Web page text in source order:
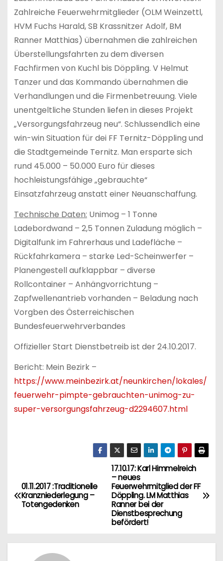
Zahlreiche Feuerwehrmitglieder (OLM Weinzettl,
HVM Fuchs Harald, SB Krassnitzer Adolf, BM
Ranner Matthias) übernahmen die zahlreichen
Überstellungsfahrten zu dem diversen
Fachfirmen von Kuchl bis Döppling. V Helmut
Tanzer und das Kommando übernahmen die
Verhandlungen und die Firmenbetreuung. Viele
unentgeltliche Stunden liefen in dieses Projekt
„Versorgungsfahrzeug neu“. Schlussendlich eine
win-win Situation für dei FF Ternitz-Döppling und
die Stadtgemeinde Ternitz. Man ersparte sich
rund 45.000 – 50.000 Euro für dieses
hochleistungsfähige „gebrauchte“
Einsatzfahrzeug anstatt einer Neuanschaffung.
Technische Daten: Unimog – 1 Tonne
Ladebordwand – 2,5 Tonnen Zuladung möglich –
Digitalfunk im Fahrerhaus und Ladefläche –
Rückfahrkamera – starke Led-Scheinwerfer –
Planengestell aufklappbar – diverse
Rollcontainer – Anhängvorrichtung –
Zapfwellenantrieb vorhanden – Beladung nach
Vorgben des Österreichischen
Bundesfeuerwehrverbandes
Offizieller Start Dienstbetreib ist der 24.10.2017.
Bericht: Mein Bezirk –
https://www.meinbezirk.at/neunkirchen/lokales/
feuerwehr-pimpte-gebrauchten-unimog-zu-
super-versorgungsfahrzeug-d2294607.html
e
17.10.17: Karl Himmelreich
– neues
Feuerwehrmitglied der FF
Döppling. LM Matthias
Ranner bei der
Dienstbesprechung
befördert!
01.11.2017 :Traditionelle
Kranzniederlegung –
Totengedenken